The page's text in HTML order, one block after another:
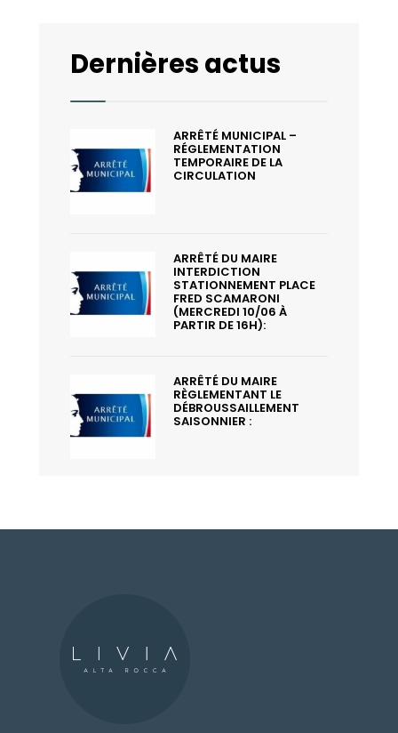
Dernières actus
ARRÊTÉ MUNICIPAL –
RÉGLEMENTATION
TEMPORAIRE DE LA
CIRCULATION
ARRÊTÉ DU MAIRE
INTERDICTION
STATIONNEMENT PLACE
FRED SCAMARONI
(MERCREDI 10/06 À
PARTIR DE 16H):
ARRÊTÉ DU MAIRE
RÈGLEMENTANT LE
DÉBROUSSAILLEMENT
SAISONNIER :